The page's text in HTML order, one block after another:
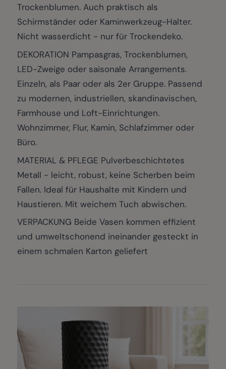
Trockenblumen. Auch praktisch als
Schirmständer oder Kaminwerkzeug-Halter.
Nicht wasserdicht - nur für Trockendeko.
DEKORATION Pampasgras, Trockenblumen,
LED-Zweige oder saisonale Arrangements.
Einzeln, als Paar oder als 2er Gruppe. Passend
zu modernen, industriellen, skandinavischen,
Farmhouse und Loft-Einrichtungen.
Wohnzimmer, Flur, Kamin, Schlafzimmer oder
Büro.
MATERIAL & PFLEGE Pulverbeschichtetes
Metall - leicht, robust, keine Scherben beim
Fallen. Ideal für Haushalte mit Kindern und
Haustieren. Mit weichem Tuch abwischen.
VERPACKUNG Beide Vasen kommen effizient
und umweltschonend ineinander gesteckt in
einem schmalen Karton geliefert